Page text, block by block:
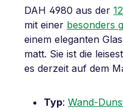
DAH 4980 aus der
mit einer besonders
einem eleganten
matt. Sie ist die
es derzeit auf dem
Typ: Wand-